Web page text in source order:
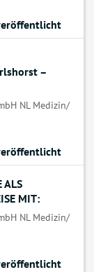
–
NL Medizin/
ALS
MIT:
NL Medizin/